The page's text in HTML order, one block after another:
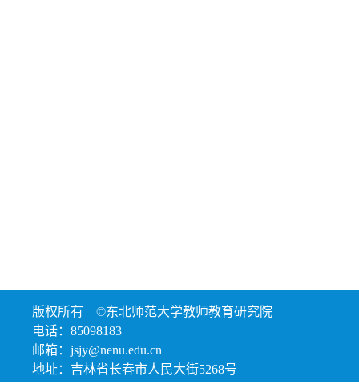
版权所有 ©东北师范大学教师教育研究院
电话：85098183
邮箱：jsjy@nenu.edu.cn
地址：吉林省长春市人民大街5268号